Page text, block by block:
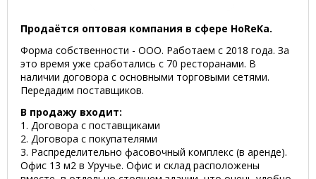
Продаётся оптовая компания в сфере HoReKa.
Форма собственности - ООО. Работаем с 2018 года. За
это время уже сработались с 70 ресторанами. В
наличии договора с основными торговыми сетями.
Передадим поставщиков.
В продажу входит:
1. Договора с поставщиками
2. Договора с покупателями
3. Распределительно фасовочный комплекс (в аренде).
Офис 13 м2 в Уручье. Офис и склад расположены